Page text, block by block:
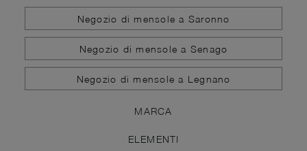
Negozio di mensole a Saronno
Negozio di mensole a Senago
Negozio di mensole a Legnano
MARCA
ELEMENTI